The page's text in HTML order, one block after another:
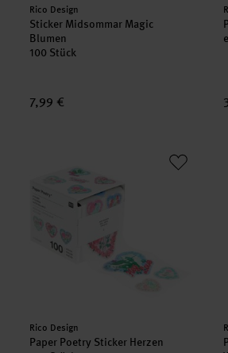
Hersteller:
Rico Design
Sticker Midsommar Magic
Blumen
100 Stück
7,99 €
Hersteller:
Rico Design
Paper Poetry Sticker Herzen